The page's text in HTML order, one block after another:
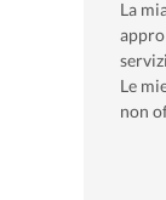
La
Le
non